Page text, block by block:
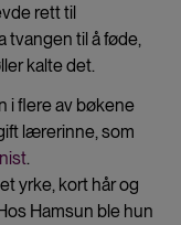
rett til
tvangen til å føde,
kalte det.
i flere av bøkene
lærerinne, som
.
yrke, kort hår og
Hamsun ble hun